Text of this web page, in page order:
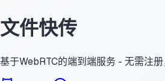
文件快传
基于WebRTC的端到端服务 - 无需注